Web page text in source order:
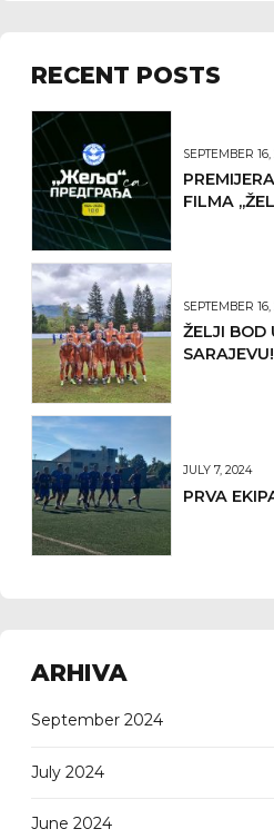
RECENT POSTS
SEPTEMBER
FILMA
SEPTEMBER
ŽELJI BOD
SARAJEVU!
JULY 7, 2024
PRVA
ARHIVA
September 2024
July 2024
June 2024